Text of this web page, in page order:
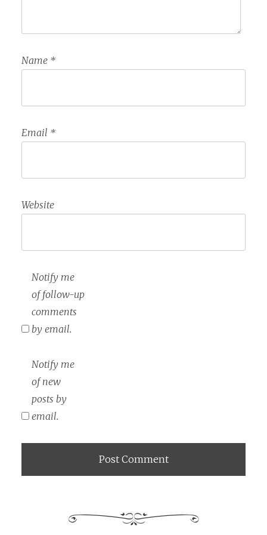
Name *
Email *
Website
Notify me
of follow-up
comments
by email.
Notify me
of new
posts by
email.